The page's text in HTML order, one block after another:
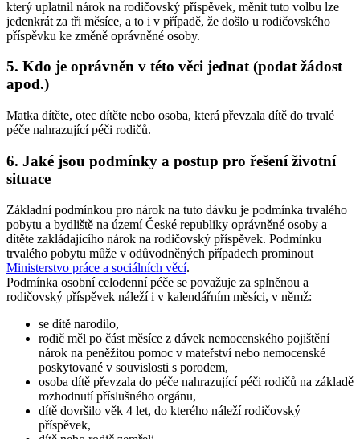
který uplatnil nárok na rodičovský příspěvek, měnit tuto volbu lze
jedenkrát za tři měsíce, a to i v případě, že došlo u rodičovského
příspěvku ke změně oprávněné osoby.
5. Kdo je oprávněn v této věci jednat (podat žádost
apod.)
Matka dítěte, otec dítěte nebo osoba, která převzala dítě do trvalé
péče nahrazující péči rodičů.
6. Jaké jsou podmínky a postup pro řešení životní
situace
Základní podmínkou pro nárok na tuto dávku je podmínka trvalého
pobytu a bydliště na území České republiky oprávněné osoby a
dítěte zakládajícího nárok na rodičovský příspěvek. Podmínku
trvalého pobytu může v odůvodněných případech prominout
Ministerstvo práce a sociálních věcí.
Podmínka osobní celodenní péče se považuje za splněnou a
rodičovský příspěvek náleží i v kalendářním měsíci, v němž:
se dítě narodilo,
rodič měl po část měsíce z dávek nemocenského pojištění
nárok na peněžitou pomoc v mateřství nebo nemocenské
poskytované v souvislosti s porodem,
osoba dítě převzala do péče nahrazující péči rodičů na základě
rozhodnutí příslušného orgánu,
dítě dovršilo věk 4 let, do kterého náleží rodičovský
příspěvek,